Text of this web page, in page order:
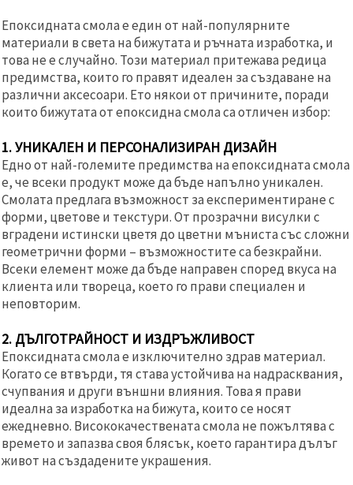
Епоксидната смола е един от най-популярните
материали в света на бижутата и ръчната изработка, и
това не е случайно. Този материал притежава редица
предимства, които го правят идеален за създаване на
различни аксесоари. Ето някои от причините, поради
които бижутата от епоксидна смола са отличен избор:
1. УНИКАЛЕН И ПЕРСОНАЛИЗИРАН ДИЗАЙН
Едно от най-големите предимства на епоксидната смола
е, че всеки продукт може да бъде напълно уникален.
Смолата предлага възможност за експериментиране с
форми, цветове и текстури. От прозрачни висулки с
вградени истински цветя до цветни мъниста със сложни
геометрични форми – възможностите са безкрайни.
Всеки елемент може да бъде направен според вкуса на
клиента или твореца, което го прави специален и
неповторим.
2. ДЪЛГОТРАЙНОСТ И ИЗДРЪЖЛИВОСТ
Епоксидната смола е изключително здрав материал.
Когато се втвърди, тя става устойчива на надрасквания,
счупвания и други външни влияния. Това я прави
идеална за изработка на бижута, които се носят
ежедневно. Висококачествената смола не пожълтява с
времето и запазва своя блясък, което гарантира дълъг
живот на създадените украшения.